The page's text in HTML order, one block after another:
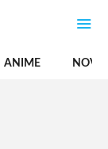
ANIME